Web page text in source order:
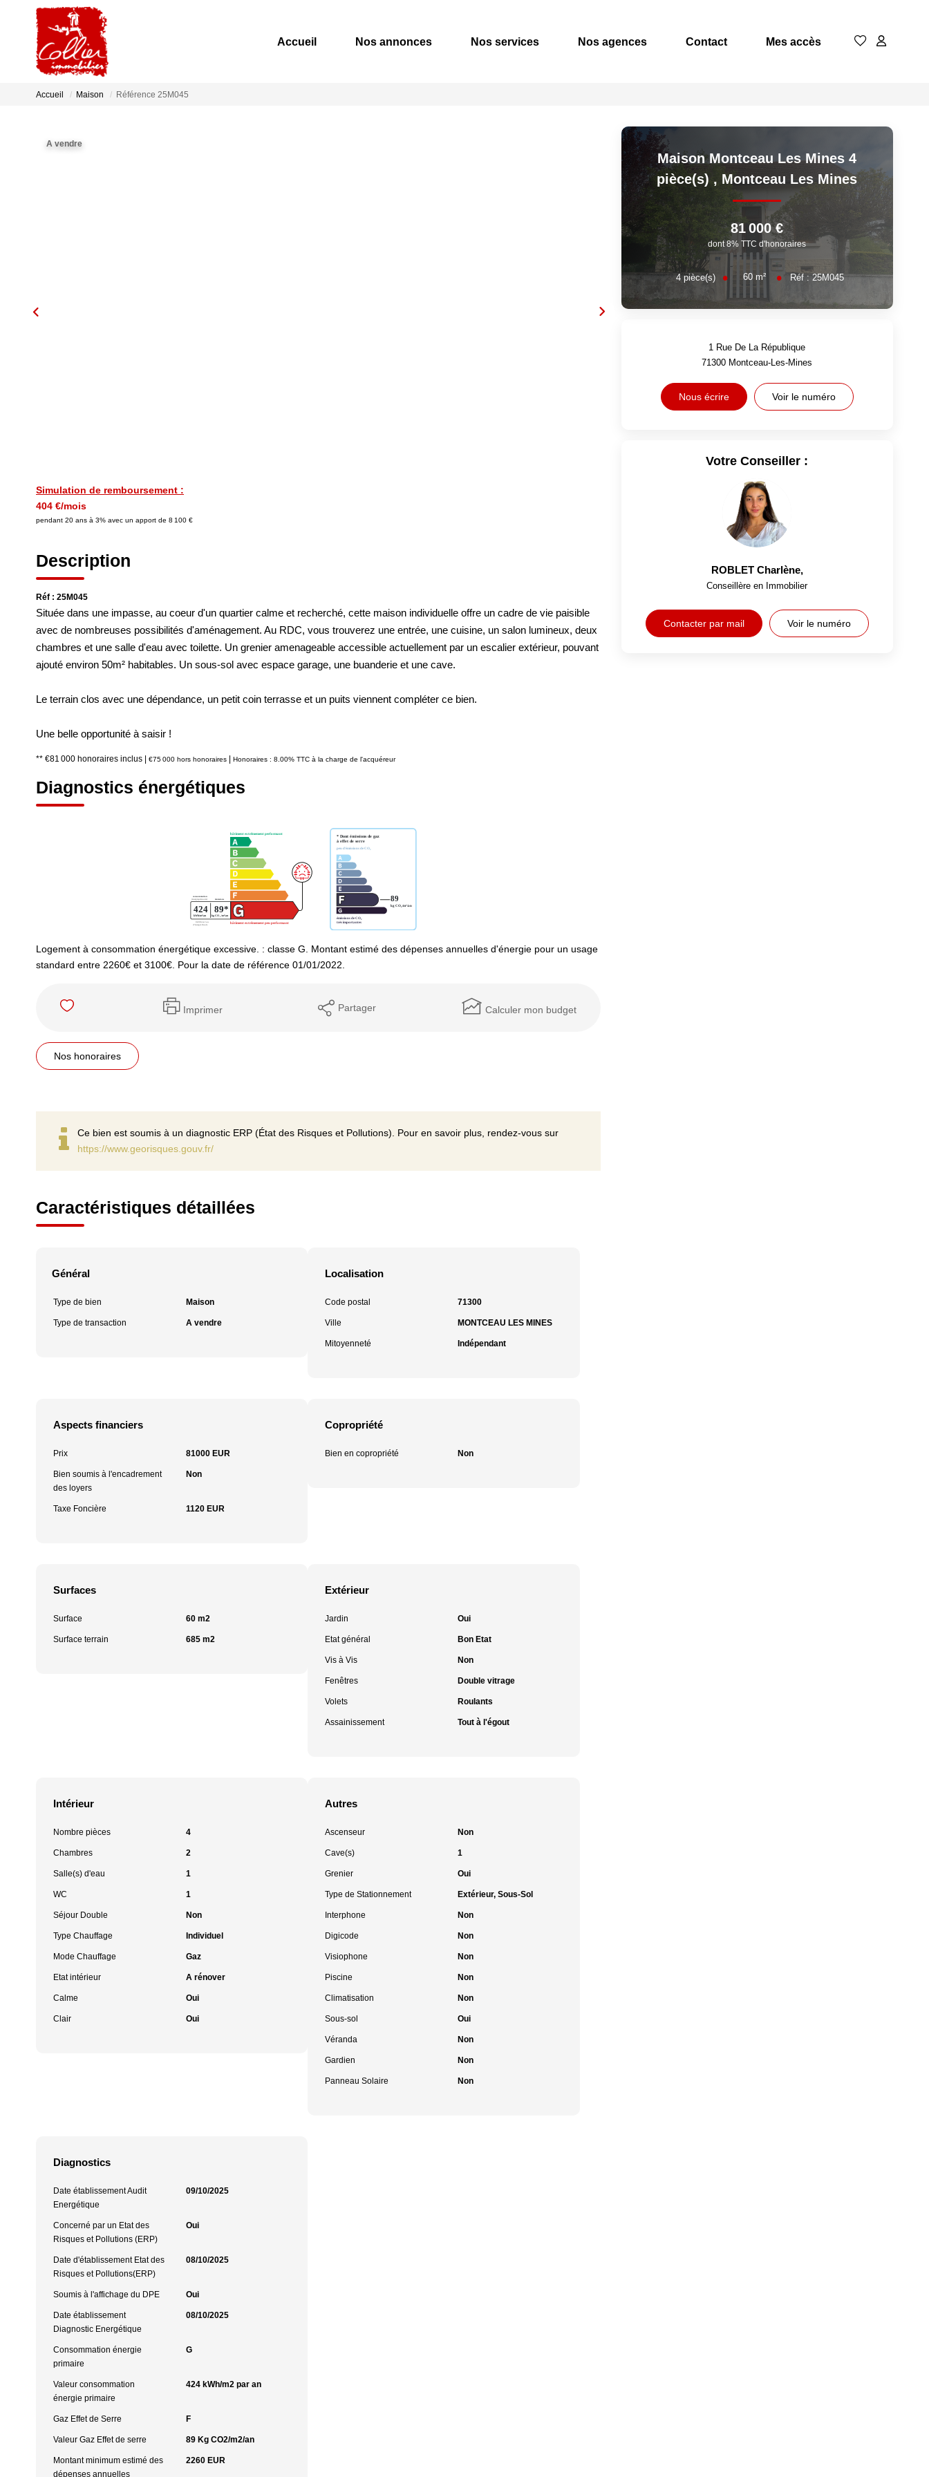
Accueil Nos annonces Nos services Nos agences Contact Mes accès
Accueil Maison Référence 25M045
A vendre
Simulation de remboursement :
404 €/mois
pendant 20 ans à 3% avec un apport de 8 100 €
Description
Réf : 25M045
Située dans une impasse, au coeur d'un quartier calme et recherché, cette maison individuelle offre un cadre de vie paisible
avec de nombreuses possibilités d'aménagement. Au RDC, vous trouverez une entrée, une cuisine, un salon lumineux, deux
chambres et une salle d'eau avec toilette. Un grenier amenageable accessible actuellement par un escalier extérieur, pouvant
ajouté environ 50m² habitables. Un sous-sol avec espace garage, une buanderie et une cave.
Le terrain clos avec une dépendance, un petit coin terrasse et un puits viennent compléter ce bien.
Une belle opportunité à saisir !
** €81 000 honoraires inclus €75 000 hors honoraires Honoraires : 8.00% TTC à la charge de l'acquéreur
Diagnostics énergétiques
Logement à consommation énergétique excessive. : classe G. Montant estimé des dépenses annuelles d'énergie pour un usage
standard entre 2260€ et 3100€. Pour la date de référence 01/01/2022.
Imprimer Partager Calculer mon budget
Nos honoraires
Ce bien est soumis à un diagnostic ERP (État des Risques et Pollutions). Pour en savoir plus, rendez-vous sur
https://www.georisques.gouv.fr/
Caractéristiques détaillées
Général
Type de bien Maison
Type de transaction A vendre
Localisation
Code postal 71300
Ville MONTCEAU LES MINES
Mitoyenneté Indépendant
Aspects financiers
Prix 81000 EUR
Bien soumis à l'encadrement
des loyers
Non
Taxe Foncière 1120 EUR
Copropriété
Bien en copropriété Non
Surfaces
Surface 60 m2
Surface terrain 685 m2
Extérieur
Jardin Oui
Etat général Bon Etat
Vis à Vis Non
Fenêtres Double vitrage
Volets Roulants
Assainissement Tout à l'égout
Intérieur
Nombre pièces 4
Chambres 2
Salle(s) d'eau 1
WC 1
Séjour Double Non
Type Chauffage Individuel
Mode Chauffage Gaz
Etat intérieur A rénover
Calme Oui
Clair Oui
Autres
Ascenseur Non
Cave(s) 1
Grenier Oui
Type de Stationnement Extérieur, Sous-Sol
Interphone Non
Digicode Non
Visiophone Non
Piscine Non
Climatisation Non
Sous-sol Oui
Véranda Non
Gardien Non
Panneau Solaire Non
Diagnostics
Date établissement Audit
Energétique
09/10/2025
Concerné par un Etat des
Risques et Pollutions (ERP)
Oui
Date d'établissement Etat des
Risques et Pollutions(ERP)
08/10/2025
Soumis à l'affichage du DPE Oui
Date établissement
Diagnostic Energétique
08/10/2025
Consommation énergie
primaire
G
Valeur consommation
énergie primaire
424 kWh/m2 par an
Gaz Effet de Serre F
Valeur Gaz Effet de serre 89 Kg CO2/m2/an
Montant minimum estimé des
dépenses annuelles
2260 EUR
Maison Montceau Les Mines 4
pièce(s) , Montceau Les Mines
81 000 €
dont 8% TTC d'honoraires
4pièce(s) 60 m² Réf : 25M045
1 Rue De La République
71300 Montceau-Les-Mines
Nous écrire Voir le numéro
Votre Conseiller :
ROBLET Charlène,
Conseillère en Immobilier
Contacter par mail Voir le numéro